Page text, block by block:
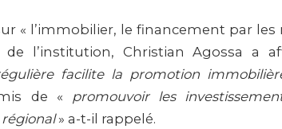
« l’immobilier, le financement par les
de l’institution, Christian Agossa a
facilite la promotion
de « promouvoir les
» a-t-il rappelé.